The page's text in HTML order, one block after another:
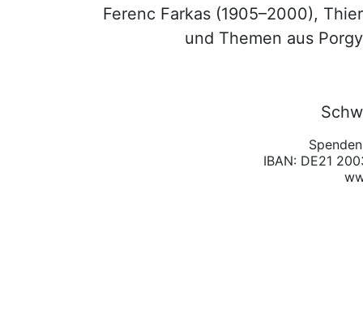
Ferenc Farkas (1905–2000),
und Themen aus
IBAN: DE21